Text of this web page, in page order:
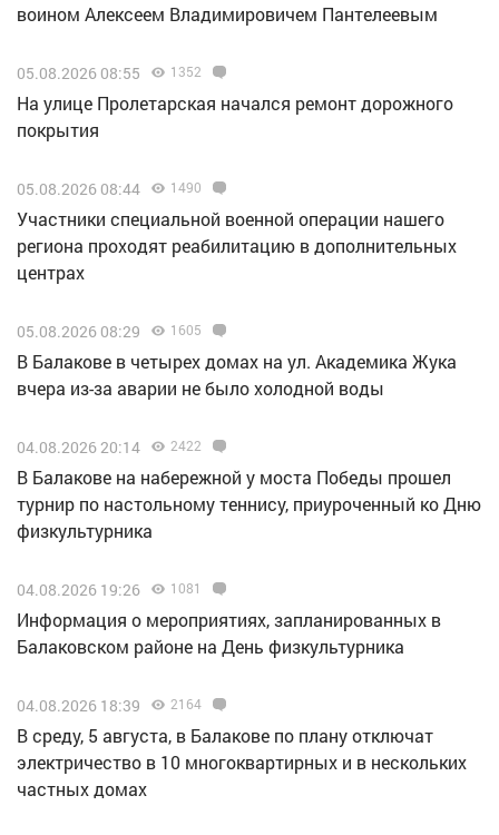
воином Алексеем Владимировичем Пантелеевым
05.08.2026 08:55 1352
На улице Пролетарская начался ремонт дорожного
покрытия
05.08.2026 08:44 1490
Участники специальной военной операции нашего
региона проходят реабилитацию в дополнительных
центрах
05.08.2026 08:29 1605
В Балакове в четырех домах на ул. Академика Жука
вчера из-за аварии не было холодной воды
04.08.2026 20:14 2422
В Балакове на набережной у моста Победы прошел
турнир по настольному теннису, приуроченный ко Дню
физкультурника
04.08.2026 19:26 1081
Информация о мероприятиях, запланированных в
Балаковском районе на День физкультурника
04.08.2026 18:39 2164
В среду, 5 августа, в Балакове по плану отключат
электричество в 10 многоквартирных и в нескольких
частных домах